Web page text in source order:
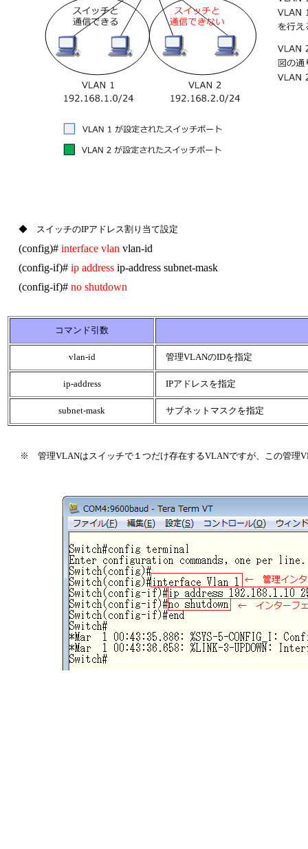
◆ スイッチのIPアドレス割り当て設定
(config)# interface vlan vlan-id
(config-if)# ip address ip-address subnet-mask
(config-if)# no shutdown
コマンド引数
vlan-id 管理VLANのIDを指定
ip-address IPアドレスを指定
subnet-mask サブネットマスクを指定
※ 管理VLANはスイッチで１つだけ存在するVLANですが、この管理